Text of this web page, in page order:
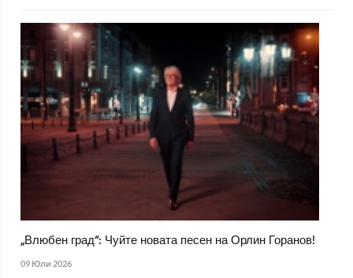
„Влюбен град“: Чуйте новата песен на Орлин Горанов!
09 Юли 2026